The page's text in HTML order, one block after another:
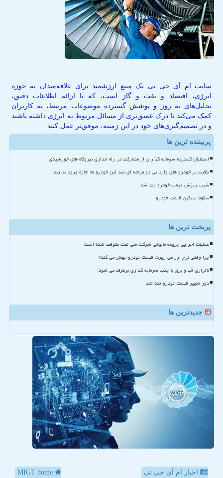
سایت ام آی جی تی یک منبع ارزشمند برای علاقه‌مندان به حوزه
انرژی، اقتصاد و نفت و گاز است، که با ارائه اطلاعات دقیق،
تحلیل‌های به روز و پوشش گسترده موضوعات مرتبط، به کاربران
کمک می‌کند تا درک عمیق‌تری از مسائل مربوط به انرژی داشته باشند
و در تصمیم‌گیری‌های خود در این زمینه، موفق‌تر عمل کنند
پربیننده ترین ها
استقبال گسترده سرمایه گذاران از مشارکت در راه اندازی نیروگاه های خورشیدی
نظارت بر خودرو های وارداتی دو مرحله ای شد این خودرو ها اجازه ورود ندارند
شیب ریزش قیمت خودرو تند شد
سقوط سنگین قیمت خودرو
پربحث ترین ها
عملیات اجرایی جریمه مالیاتی شرکت ملی نفت متوقف شده است
چرا وقتی نرخ ارز می ریزد، قیمت خودرو جهش می کند؟
ناترازی آب و برق با جذب سرمایه گذاری برطرف می شود
دور تغییر قیمت خودرو تند شد
جدیدترین ها
اخبار ام آی جی تی